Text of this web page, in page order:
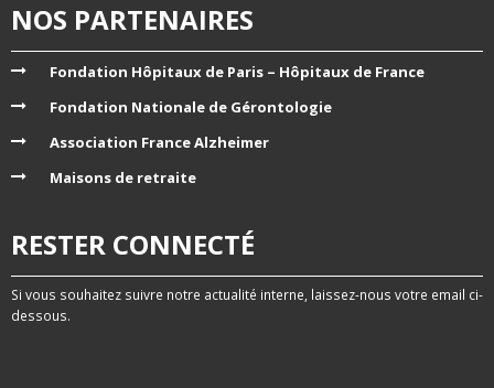
NOS PARTENAIRES
Fondation Hôpitaux de Paris – Hôpitaux de France
Fondation Nationale de Gérontologie
Association France Alzheimer
Maisons de retraite
RESTER CONNECTÉ
Si vous souhaitez suivre notre actualité interne, laissez-nous votre email ci-
dessous.